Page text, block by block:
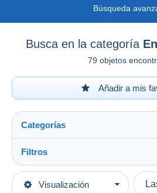
Búsqueda
Busca en la categoría
79 objetos
Añadir a mis
Visualización
Categorías
Categorías principales
Filtros
Tipo de venta